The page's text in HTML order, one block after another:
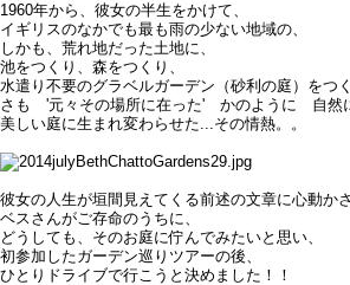
1960年から、彼女の半生をかけて、
イギリスのなかでも最も雨の少ない地域の、
しかも、荒れ地だった土地に、
池をつくり、森をつくり、
水遣り不要のグラベルガーデン（砂利の庭）をつく
さも '元々その場所に在った' かのように 自然
美しい庭に生まれ変わらせた...その情熱。。
彼女の人生が垣間見えてくる前述の文章に心動かさ
ベスさんがご存命のうちに、
どうしても、そのお庭に佇んでみたいと思い、
初参加したガーデン巡りツアーの後、
ひとりドライブで行こうと決めました！！